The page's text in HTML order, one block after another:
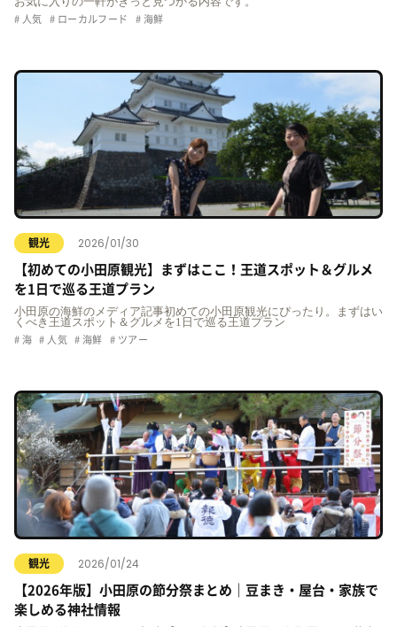
人気 ローカルフード 海鮮
観光 2026/01/30
【初めての小田原観光】まずはここ！王道スポット＆グルメ
を1日で巡る王道プラン
小田原の海鮮のメディア記事初めての小田原観光にぴったり。まずはい
くべき王道スポット＆グルメを1日で巡る王道プラン
海 人気 海鮮 ツアー
観光 2026/01/24
【2026年版】小田原の節分祭まとめ｜豆まき・屋台・家族で
楽しめる神社情報